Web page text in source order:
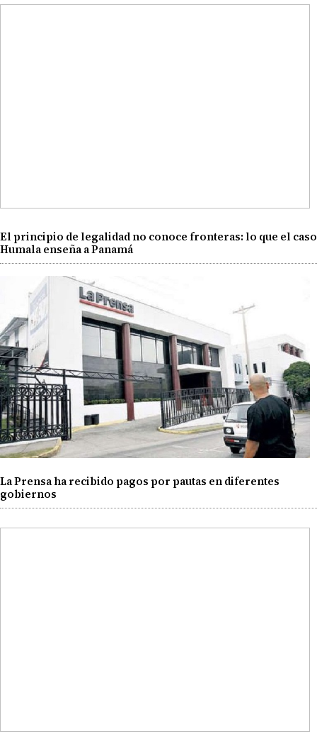
El principio de legalidad no conoce fronteras: lo que el caso
Humala enseña a Panamá
La Prensa ha recibido pagos por pautas en diferentes
gobiernos